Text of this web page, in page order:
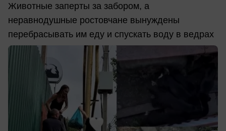
Животные заперты за забором, а
неравнодушные ростовчане вынуждены
перебрасывать им еду и спускать воду в ведрах